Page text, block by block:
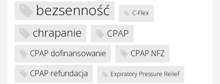
bezsenność C-Flex
chrapanie CPAP
CPAP dofinansowanie
CPAP NFZ
CPAP refundacja
Expiratory Pressure Relief